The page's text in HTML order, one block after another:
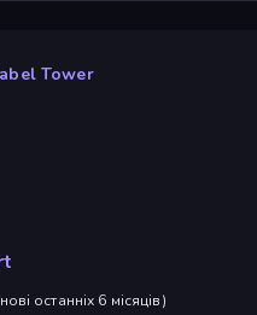
Tower
останніх 6 місяців)